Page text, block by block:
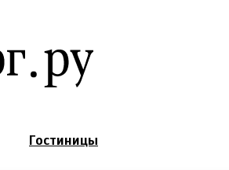
Гостиницы